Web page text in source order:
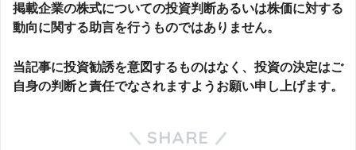
掲載企業の株式についての投資判断あるいは株価に対する
動向に関する助言を行うものではありません。
当記事に投資勧誘を意図するものはなく、投資の決定はご
自身の判断と責任でなされますようお願い申し上げます。
SHARE